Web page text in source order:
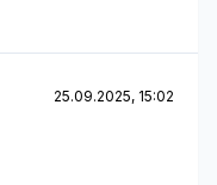
25.09.2025, 15:02